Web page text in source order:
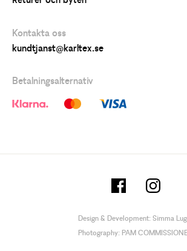
Kontakta oss
kundtjanst@karltex.se
Betalningsalternativ
Design & Development: Simma
Photography: PAM